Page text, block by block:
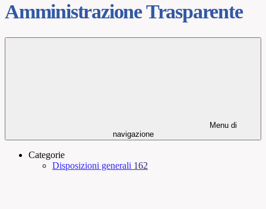
Amministrazione Trasparente
Menu di
navigazione
Categorie
Disposizioni generali 162